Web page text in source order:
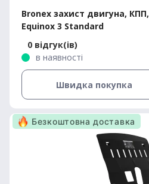
Bronex захист двигуна,
Equinox 3 Standard
0 відгук(ів)
в наявності
Швидка покупка
Безкоштовна доставка